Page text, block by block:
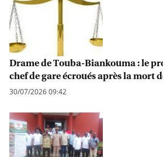
Drame de Touba-Biankouma : le
chef de gare écroués après la mort
30/07/2026 09:42